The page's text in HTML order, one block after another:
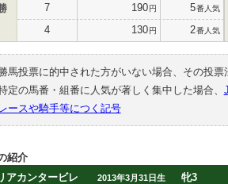
7 190円 5番人気
4 130円 2番人気
勝馬投票に的中された方がいない場合、その投
定の馬番・組番に人気が著しく集中した場合、
レースや騎手等につく記号
紹介
アカンタービレ
2013年3月31日生 牝3